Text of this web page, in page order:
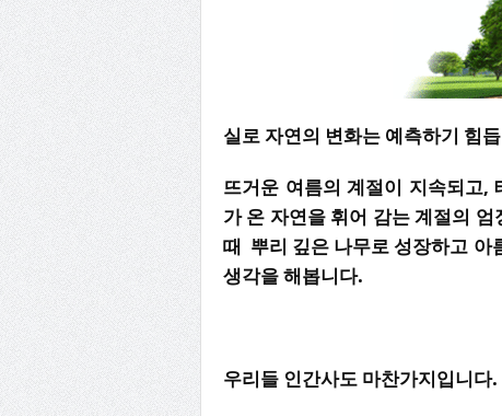
실로 자연의 변화는 예측하기 힘
뜨거운 여름의 계절이 지속되고,
가 온 자연을 휘어 감는 계절의
때 뿌리 깊은 나무로 성장하고 아
생각을 해봅니다.
우리들 인간사도 마찬가지입니다.